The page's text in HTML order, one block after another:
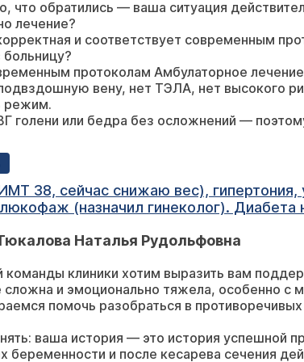
что обратились — ваша ситуация
лечение?
и соответствует современным
протоколам Амбулаторное
вену, нет ТЭЛА, нет высокого
режим.
голени или бедра без осложнений —
через 5–7 дней.
— 4–6 недель.
внимательны! Вы получили правильное
снижаю вес), гипертония, узловой зоб Из терапии –
гинеколог). Диабета нет. История: 9 июля 2025 года
27 сентября на следующий день УЗИ переделала в
Сосудистый
Наталья Рудольфовна
клиники хотим выразить вам
сложна и эмоционально тяжела, особенно
помочь разобраться в
ваша история — это история успешной
беременности и после кесарева сечения